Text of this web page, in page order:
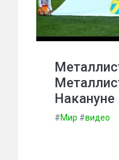
Накануне
#Мир #видео